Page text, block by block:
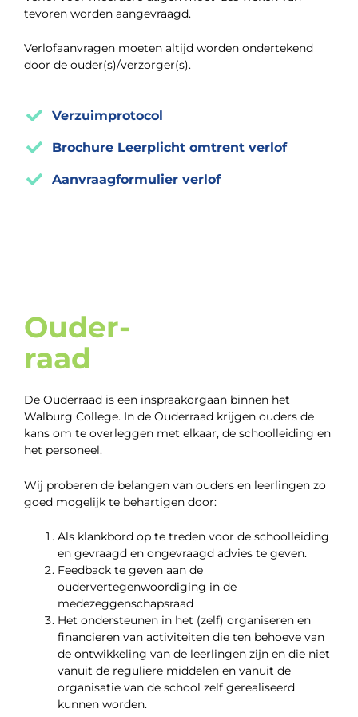
tevoren worden aangevraagd.
Verlofaanvragen moeten altijd worden ondertekend
door de ouder(s)/verzorger(s).
Verzuimprotocol
Brochure Leerplicht omtrent verlof
Aanvraagformulier verlof
Ouder-
raad
De Ouderraad is een inspraakorgaan binnen het
Walburg College. In de Ouderraad krijgen ouders de
kans om te overleggen met elkaar, de schoolleiding en
het personeel.
Wij proberen de belangen van ouders en leerlingen zo
goed mogelijk te behartigen door:
Als klankbord op te treden voor de schoolleiding
en gevraagd en ongevraagd advies te geven.
Feedback te geven aan de
oudervertegenwoordiging in de
medezeggenschapsraad
Het ondersteunen in het (zelf) organiseren en
financieren van activiteiten die ten behoeve van
de ontwikkeling van de leerlingen zijn en die niet
vanuit de reguliere middelen en vanuit de
organisatie van de school zelf gerealiseerd
kunnen worden.